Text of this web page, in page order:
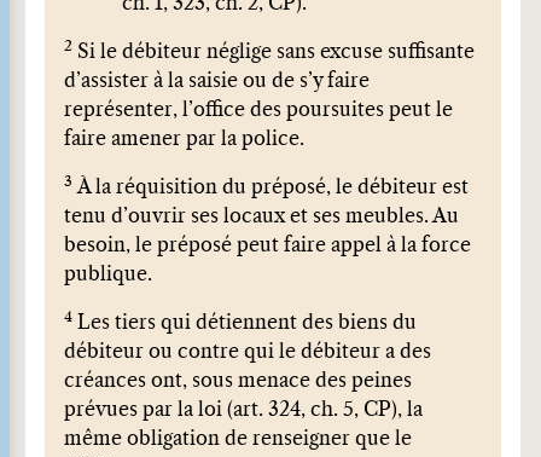
2 Si le débiteur néglige sans excuse suffisante
d’assister à la saisie ou de s’y faire
représenter, l’office des poursuites peut le
faire amener par la police.
3 À la réquisition du préposé, le débiteur est
tenu d’ouvrir ses locaux et ses meubles. Au
besoin, le préposé peut faire appel à la force
publique.
4
Les tiers qui détiennent des biens du
débiteur ou contre qui le débiteur a des
créances ont, sous menace des peines
prévues par la loi (art. 324, ch. 5, CP), la
même obligation de renseigner que le